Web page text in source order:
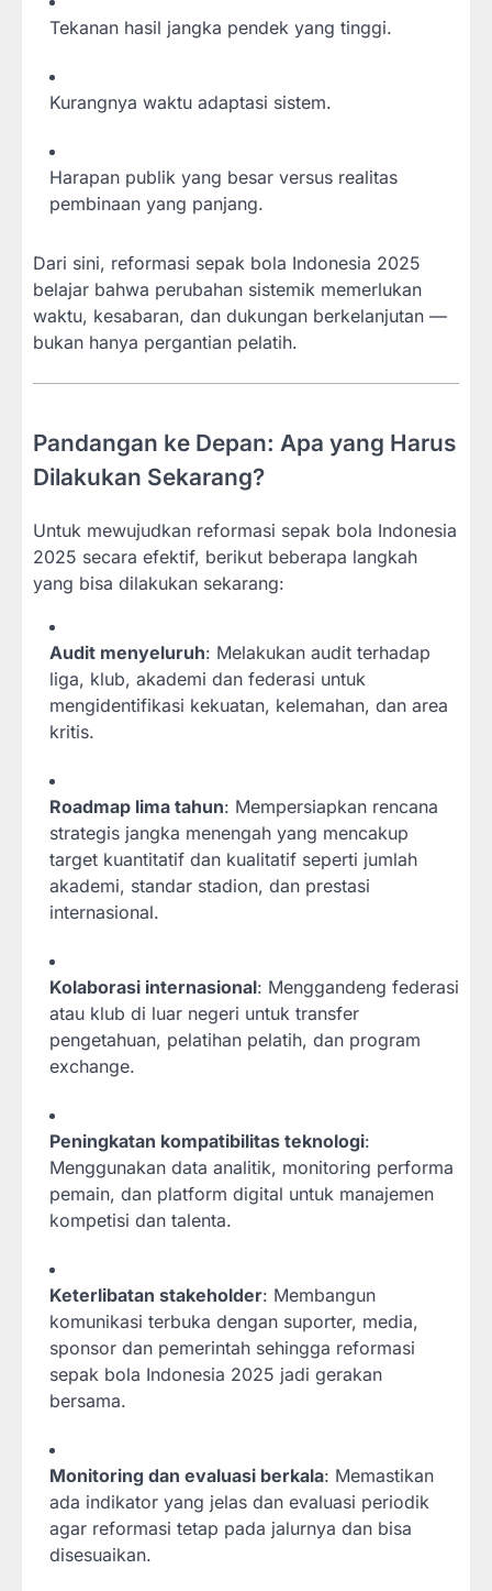
Tekanan hasil jangka pendek yang tinggi.
Kurangnya waktu adaptasi sistem.
Harapan publik yang besar versus realitas
pembinaan yang panjang.
Dari sini, reformasi sepak bola Indonesia 2025
belajar bahwa perubahan sistemik memerlukan
waktu, kesabaran, dan dukungan berkelanjutan —
bukan hanya pergantian pelatih.
Pandangan ke Depan: Apa yang Harus
Dilakukan Sekarang?
Untuk mewujudkan reformasi sepak bola Indonesia
2025 secara efektif, berikut beberapa langkah
yang bisa dilakukan sekarang:
Audit menyeluruh: Melakukan audit terhadap
liga, klub, akademi dan federasi untuk
mengidentifikasi kekuatan, kelemahan, dan area
kritis.
Roadmap lima tahun: Mempersiapkan rencana
strategis jangka menengah yang mencakup
target kuantitatif dan kualitatif seperti jumlah
akademi, standar stadion, dan prestasi
internasional.
Kolaborasi internasional: Menggandeng federasi
atau klub di luar negeri untuk transfer
pengetahuan, pelatihan pelatih, dan program
exchange.
Peningkatan kompatibilitas teknologi:
Menggunakan data analitik, monitoring performa
pemain, dan platform digital untuk manajemen
kompetisi dan talenta.
Keterlibatan stakeholder: Membangun
komunikasi terbuka dengan suporter, media,
sponsor dan pemerintah sehingga reformasi
sepak bola Indonesia 2025 jadi gerakan
bersama.
Monitoring dan evaluasi berkala: Memastikan
ada indikator yang jelas dan evaluasi periodik
agar reformasi tetap pada jalurnya dan bisa
disesuaikan.